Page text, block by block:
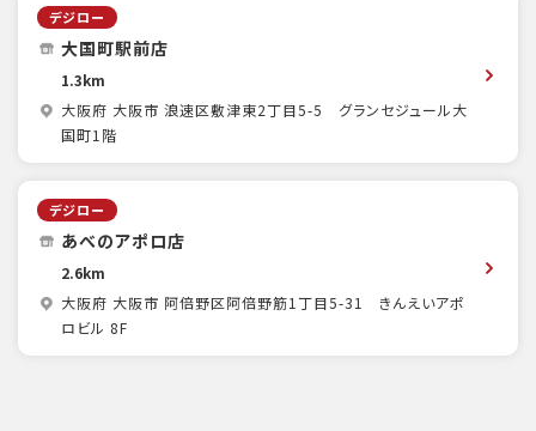
デジロー
大国町駅前店
1.3km
大阪府 大阪市 浪速区敷津東2丁目5-5 グランセジュール大
国町1階
デジロー
あべのアポロ店
2.6km
大阪府 大阪市 阿倍野区阿倍野筋1丁目5-31 きんえいアポ
ロビル 8F